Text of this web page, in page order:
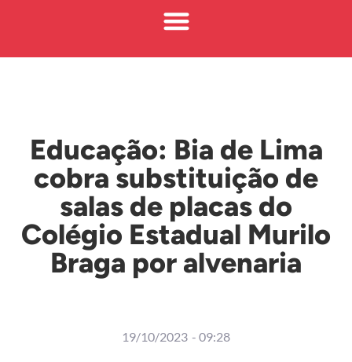
Educação: Bia de Lima
cobra substituição de
salas de placas do
Colégio Estadual Murilo
Braga por alvenaria
19/10/2023 - 09:28